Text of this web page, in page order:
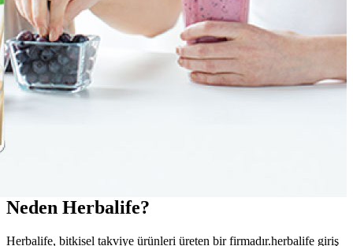
Neden Herbalife?
Herbalife, bitkisel takviye ürünleri üreten bir firmadır.herbalife giriş